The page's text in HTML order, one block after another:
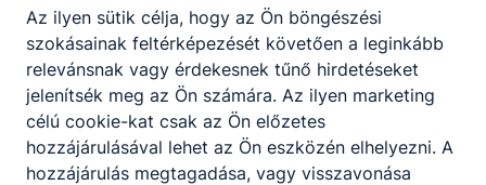
Az ilyen sütik célja, hogy az Ön böngészési
szokásainak feltérképezését követően a leginkább
relevánsnak vagy érdekesnek tűnő hirdetéseket
jelenítsék meg az Ön számára. Az ilyen marketing
célú cookie-kat csak az Ön előzetes
hozzájárulásával lehet az Ön eszközén elhelyezni. A
hozzájárulás megtagadása, vagy visszavonása